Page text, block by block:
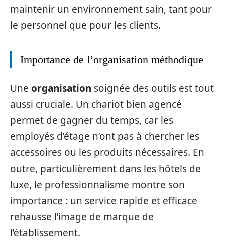
maintenir un environnement sain, tant pour
le personnel que pour les clients.
Importance de l’organisation méthodique
Une organisation soignée des outils est tout
aussi cruciale. Un chariot bien agencé
permet de gagner du temps, car les
employés d’étage n’ont pas à chercher les
accessoires ou les produits nécessaires. En
outre, particulièrement dans les hôtels de
luxe, le professionnalisme montre son
importance : un service rapide et efficace
rehausse l’image de marque de
l’établissement.